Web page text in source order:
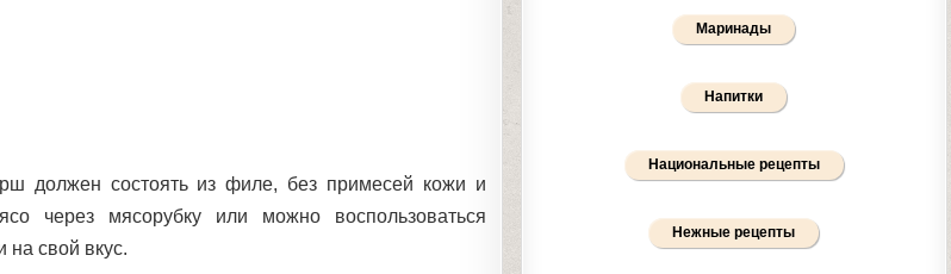
должен состоять из филе, без примесей кожи и
через мясорубку или можно воспользоваться
свой вкус.
Маринады
Напитки
Национальные рецепты
Нежные рецепты